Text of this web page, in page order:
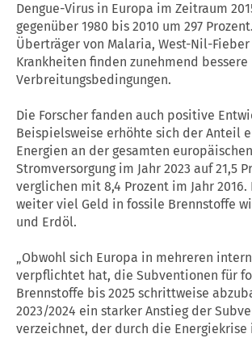
Dengue-Virus in Europa im Zeitraum
gegenüber 1980 bis 2010 um 297
Überträger von Malaria, West-Nil-
Krankheiten finden zunehmend bessere
Verbreitungsbedingungen.
Die Forscher fanden auch positive
Beispielsweise erhöhte sich der Anteil
Energien an der gesamten europäischen
Stromversorgung im Jahr 2023 auf 21,5
verglichen mit 8,4 Prozent im Jahr 2016.
weiter viel Geld in fossile Brennstoffe
und Erdöl.
„Obwohl sich Europa in mehreren
verpflichtet hat, die Subventionen für
Brennstoffe bis 2025 schrittweise
2023/2024 ein starker Anstieg der
verzeichnet, der durch die Energiekrise